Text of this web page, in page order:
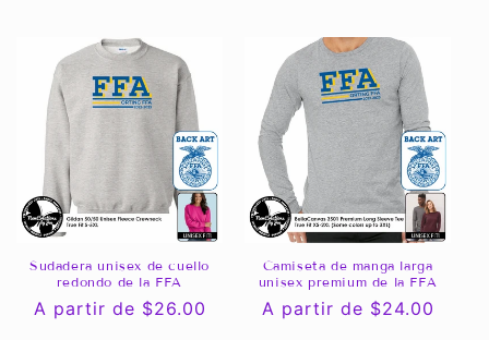
Sudadera unisex de cuello
redondo de la FFA
Precio
A partir de $26.00
Camiseta de manga larga
unisex premium de la FFA
Precio
A partir de $24.00